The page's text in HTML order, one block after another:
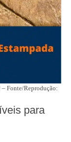
– Fonte/Reprodução:
para